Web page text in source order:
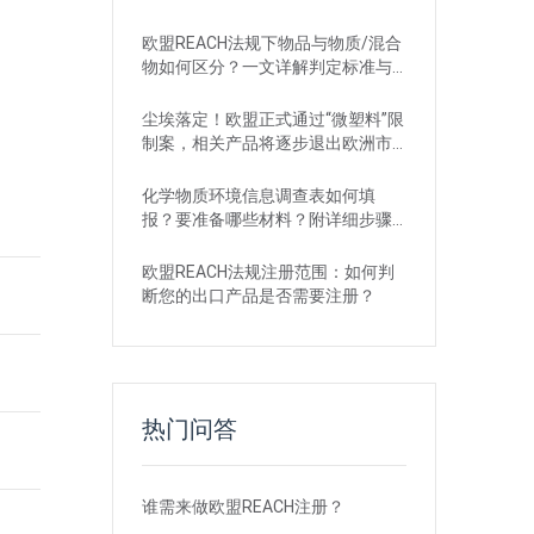
欧盟REACH法规下物品与物质/混合
物如何区分？一文详解判定标准与
尘埃落定！欧盟正式通过“微塑料”限
制案，相关产品将逐步退出欧洲市
化学物质环境信息调查表如何填
报？要准备哪些材料？附详细步骤
欧盟REACH法规注册范围：如何判
断您的出口产品是否需要注册？
热门问答
谁需来做欧盟REACH注册？